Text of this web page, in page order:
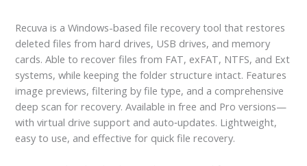
Recuva is a Windows-based file recovery tool that restores
deleted files from hard drives, USB drives, and memory
cards. Able to recover files from FAT, exFAT, NTFS, and Ext
systems, while keeping the folder structure intact. Features
image previews, filtering by file type, and a comprehensive
deep scan for recovery. Available in free and Pro versions—
with virtual drive support and auto‑updates. Lightweight,
easy to use, and effective for quick file recovery.